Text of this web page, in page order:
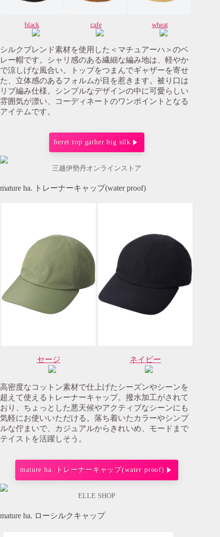
black cafe wheat
シルクブレンド素材を使用した＜マチュアーハ＞のベ
レー帽です。シャリ感のある繊細な編み地は、軽やか
で涼しげな風合い。トップをつまんでギャザーを寄せ
た、立体感のあるフォルムが目を惹きます。被り口は
リブ編み仕様。シンプルなデザインの中に可愛らしい
雰囲気が漂い、コーディネートのワンポイントとなる
アイテムです。
beret top gather big silk
三越伊勢丹オンラインストア
mature ha. トレーナーキャップ(water proof)
セージ ネイビー
高密度なコットン素材で仕上げたシーズンやシーンを
超えて使えるトレーナーキャップ。撥水加工がされて
おり、ちょっとした悪天候やアクティブなシーンにも
気軽にお使いいただける。落ち着いたカラーやシンプ
ルな佇まいで、カジュアルからきれいめ、モードまで
テイストを活躍しそう。
mature ha. トレーナーキャップ(water proof)
ELLE SHOP
mature ha. ローシルクキャップ